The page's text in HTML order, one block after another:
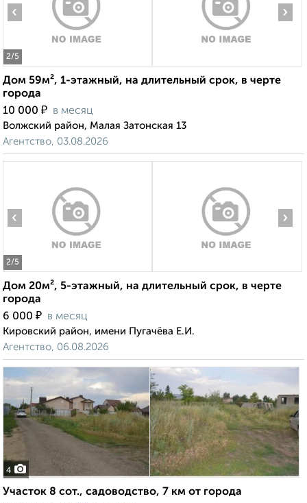
2/5
‹ ›
Дом 59м², 1-этажный, на длительный срок, в черте
города
10 000 ₽ в месяц
Волжский район, Малая Затонская 13
Агентство, 03.08.2026
2/5
‹ ›
Дом 20м², 5-этажный, на длительный срок, в черте
города
6 000 ₽ в месяц
Кировский район, имени Пугачёва Е.И.
Агентство, 06.08.2026
4
Участок 8 сот., садоводство, 7 км от города